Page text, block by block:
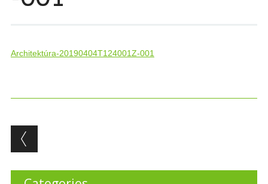
Architektúra-20190404T124001Z-001
Post navigation